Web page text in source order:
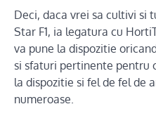
Deci, daca vrei sa cultivi si
Star F1, ia legatura cu
va pune la dispozitie
si sfaturi pertinente pentru
la dispozitie si fel de fel de
numeroase.